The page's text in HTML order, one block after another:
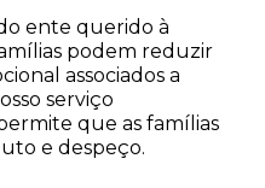
ente querido à
podem reduzir
associados a
serviço
que as famílias
e despeço.